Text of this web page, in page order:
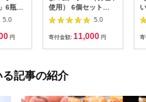
6瓶入
5.0
円
使用） 6個セット
【A97】 食塩不使用
バター 北海道
5.0
寄付金額: 11,000 円 寄
記事の紹介